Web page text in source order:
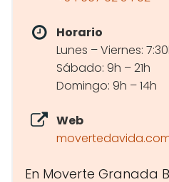
Horario
Lunes – Viernes:
Sábado: 9h – 21h
Domingo: 9h – 14h
Web
En Moverte Granada